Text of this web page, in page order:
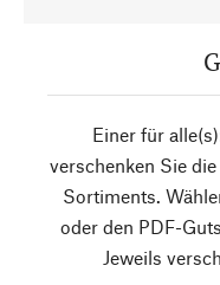
Einer für
verschenken Sie
Sortiments.
oder den PDF-
Jeweils